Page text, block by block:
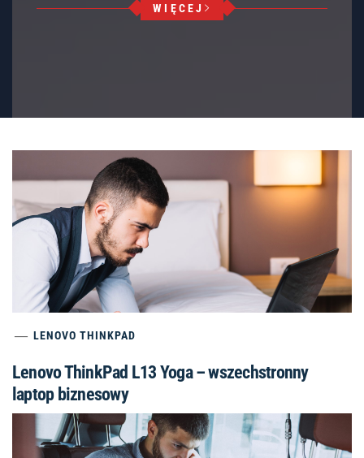
WIĘCEJ
LENOVO THINKPAD
Lenovo ThinkPad L13 Yoga – wszechstronny
laptop biznesowy